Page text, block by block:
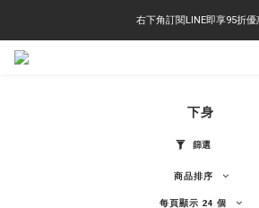
右下角訂閱LINE即享95折優
右下角訂閱LINE即享95折優
TS-2618 涼感短T 多版型選擇,涼感優惠 單件390
下身
篩選
商品排序
每頁顯示 24 個